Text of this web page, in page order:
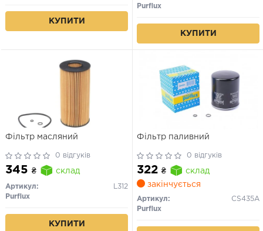
КУПИТИ
Purflux
КУПИТИ
Фільтр масляний
0 відгуків
345 ₴ склад
Артикул:
L312
Purflux
КУПИТИ
Фільтр паливний
0 відгуків
322 ₴
склад
закінчується
Артикул:
CS435A
Purflux